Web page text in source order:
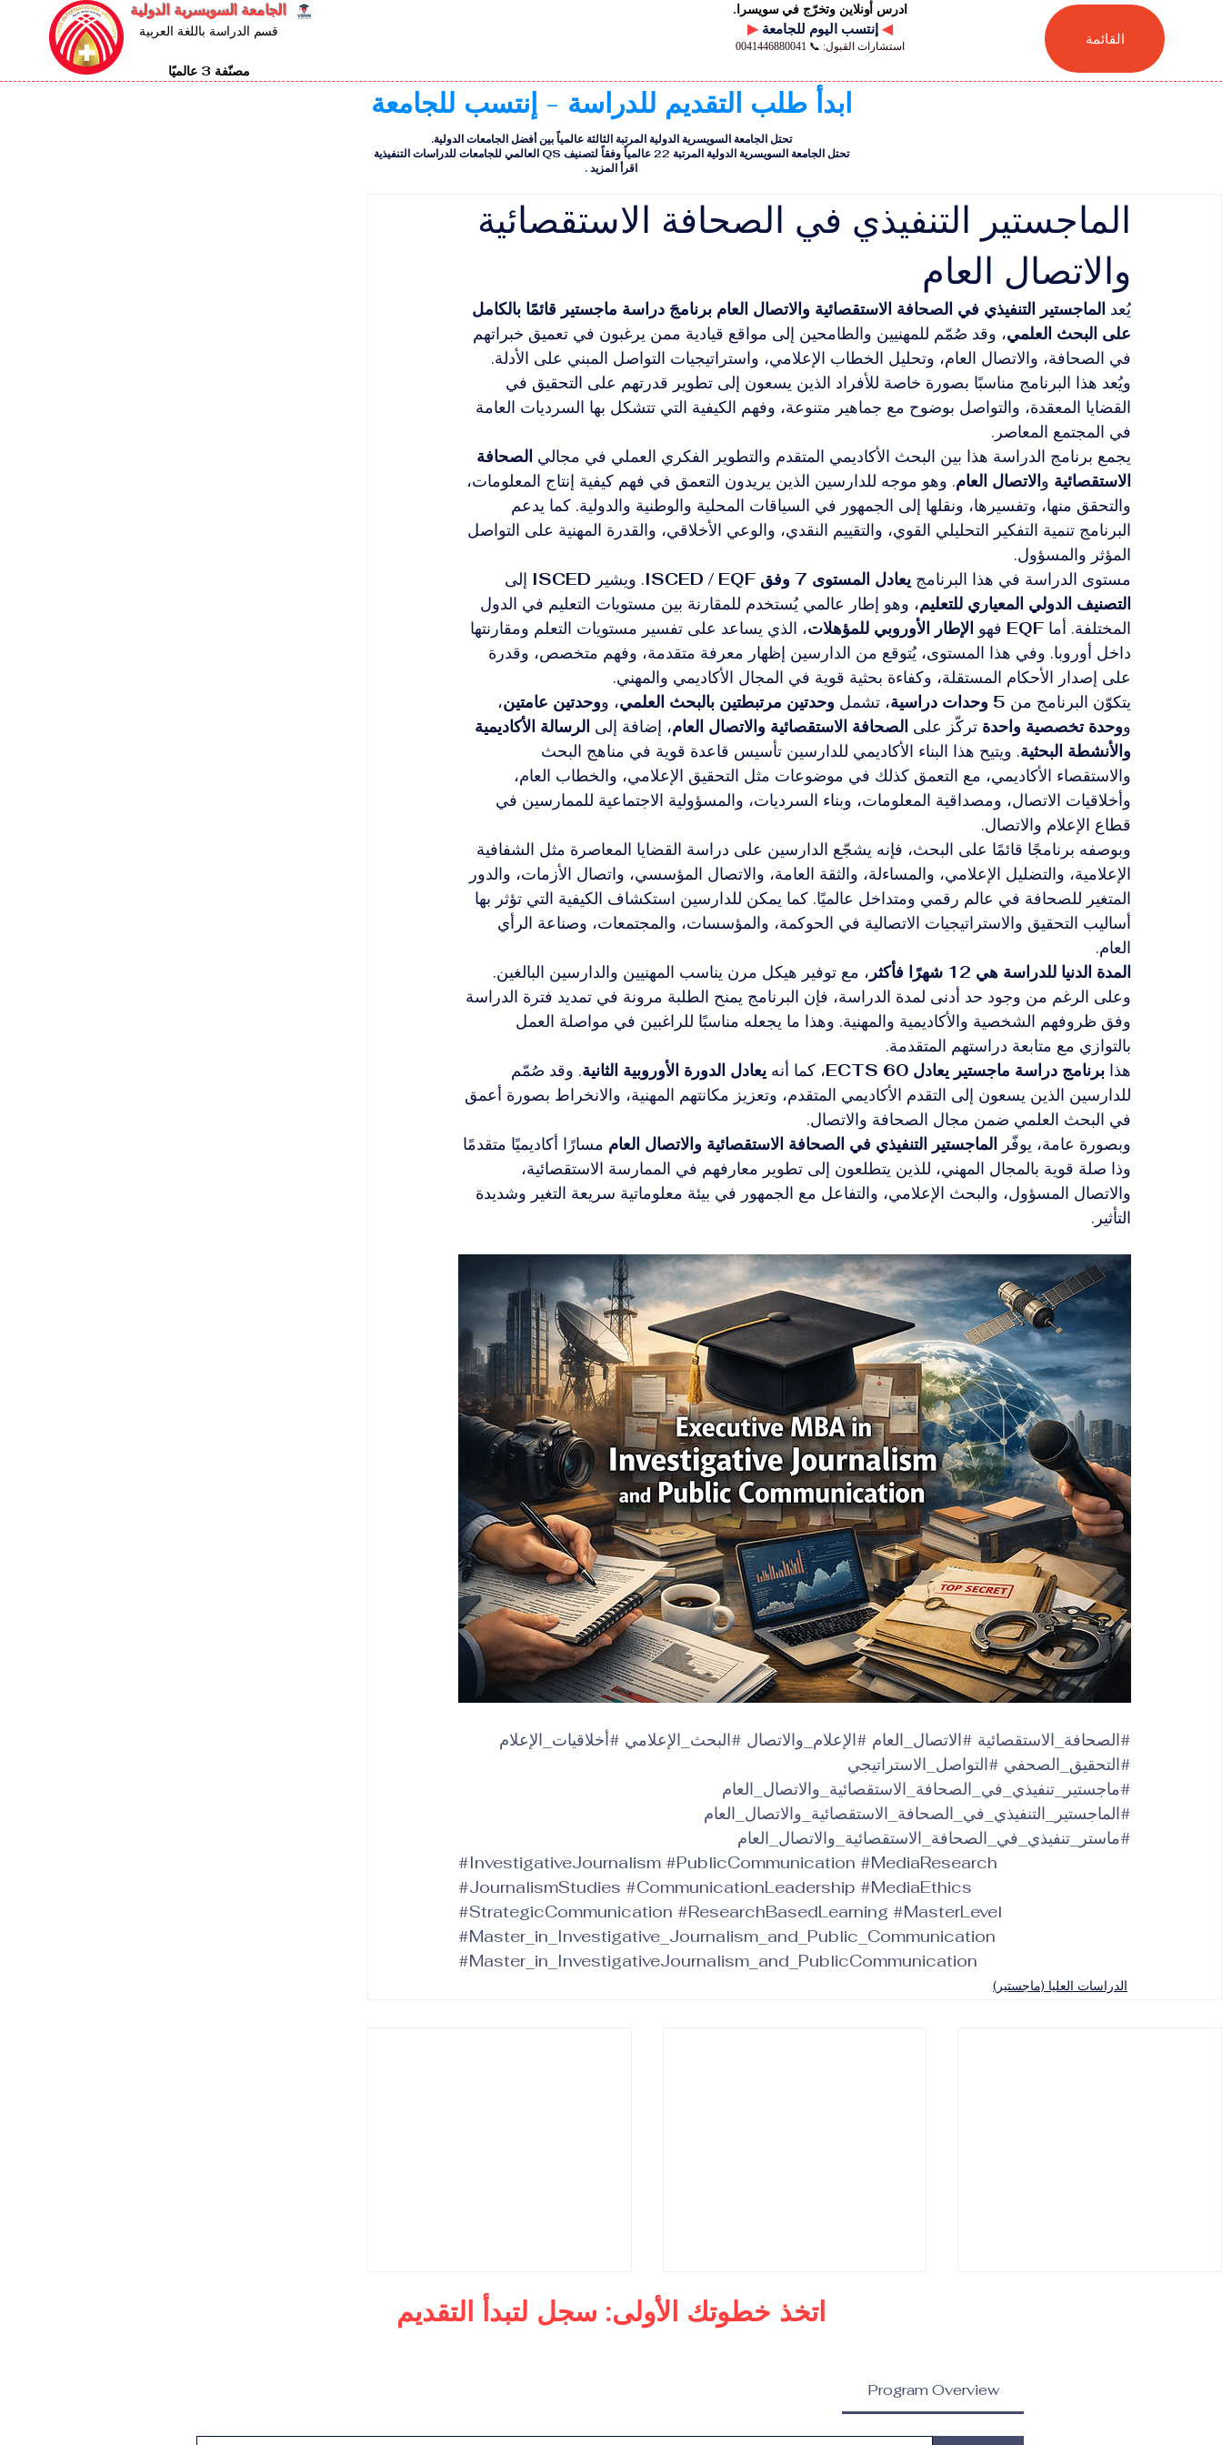
الجامعة السويسرية الدولية
قسم الدراسة باللغة العربية
مصنّفة 3 عالميًا
ادرس أونلاين وتخرّج في سويسرا.
▶ ◀
استشارات القبول: 📞 0041446880041 القائمة
ابدأ طلب التقديم للدراسة - إنتسب للجامعة
تحتل الجامعة السويسرية الدولية المرتبة الثالثة عالمياً بين أفضل الجامعات الدولية.
تحتل الجامعة السويسرية الدولية المرتبة 22 عالمياً وفقاً لتصنيف QS العالمي للجامعات للدراسات التنفيذية
اقرأ المزيد.
الماجستير التنفيذي في الصحافة الاستقصائية
والاتصال العام
يُعد الماجستير التنفيذي في الصحافة الاستقصائية والاتصال العام برنامجَ دراسة ماجستير قائمًا بالكامل
على البحث العلمي، وقد صُمّم للمهنيين والطامحين إلى مواقع قيادية ممن يرغبون في تعميق خبراتهم
في الصحافة، والاتصال العام، وتحليل الخطاب الإعلامي، واستراتيجيات التواصل المبني على الأدلة.
ويُعد هذا البرنامج مناسبًا بصورة خاصة للأفراد الذين يسعون إلى تطوير قدرتهم على التحقيق في
القضايا المعقدة، والتواصل بوضوح مع جماهير متنوعة، وفهم الكيفية التي تتشكل بها السرديات العامة
في المجتمع المعاصر.
يجمع برنامج الدراسة هذا بين البحث الأكاديمي المتقدم والتطوير الفكري العملي في مجالي الصحافة
الاستقصائية والاتصال العام. وهو موجه للدارسين الذين يريدون التعمق في فهم كيفية إنتاج المعلومات،
والتحقق منها، وتفسيرها، ونقلها إلى الجمهور في السياقات المحلية والوطنية والدولية. كما يدعم
البرنامج تنمية التفكير التحليلي القوي، والتقييم النقدي، والوعي الأخلاقي، والقدرة المهنية على التواصل
المؤثر والمسؤول.
مستوى الدراسة في هذا البرنامج يعادل المستوى 7 وفق ISCED / EQF . ويشير ISCED إلى
التصنيف الدولي المعياري للتعليم، وهو إطار عالمي يُستخدم للمقارنة بين مستويات التعليم في الدول
المختلفة. أما EQF فهو الإطار الأوروبي للمؤهلات، الذي يساعد على تفسير مستويات التعلم ومقارنتها
داخل أوروبا. وفي هذا المستوى، يُتوقع من الدارسين إظهار معرفة متقدمة، وفهم متخصص، وقدرة
على إصدار الأحكام المستقلة، وكفاءة بحثية قوية في المجال الأكاديمي والمهني.
يتكوّن البرنامج من 5 وحدات دراسية ، تشمل وحدتين مرتبطتين بالبحث العلمي، ووحدتين عامتين،
ووحدة تخصصية واحدة تركّز على الصحافة الاستقصائية والاتصال العام، إضافة إلى الرسالة الأكاديمية
والأنشطة البحثية. ويتيح هذا البناء الأكاديمي للدارسين تأسيس قاعدة قوية في مناهج البحث
والاستقصاء الأكاديمي، مع التعمق كذلك في موضوعات مثل التحقيق الإعلامي، والخطاب العام،
وأخلاقيات الاتصال، ومصداقية المعلومات، وبناء السرديات، والمسؤولية الاجتماعية للممارسين في
قطاع الإعلام والاتصال.
وبوصفه برنامجًا قائمًا على البحث، فإنه يشجّع الدارسين على دراسة القضايا المعاصرة مثل الشفافية
الإعلامية، والتضليل الإعلامي، والمساءلة، والثقة العامة، والاتصال المؤسسي، واتصال الأزمات، والدور
المتغير للصحافة في عالم رقمي ومتداخل عالميًا. كما يمكن للدارسين استكشاف الكيفية التي تؤثر بها
أساليب التحقيق والاستراتيجيات الاتصالية في الحوكمة، والمؤسسات، والمجتمعات، وصناعة الرأي
العام.
المدة الدنيا للدراسة هي 12 شهرًا فأكثر
، مع توفير هيكل مرن يناسب المهنيين والدارسين البالغين.
وعلى الرغم من وجود حد أدنى لمدة الدراسة، فإن البرنامج يمنح الطلبة مرونة في تمديد فترة الدراسة
وفق ظروفهم الشخصية والأكاديمية والمهنية. وهذا ما يجعله مناسبًا للراغبين في مواصلة العمل
بالتوازي مع متابعة دراستهم المتقدمة.
هذا برنامج دراسة ماجستير يعادل 60 ECTS ، كما أنه يعادل الدورة الأوروبية الثانية. وقد صُمّم
للدارسين الذين يسعون إلى التقدم الأكاديمي المتقدم، وتعزيز مكانتهم المهنية، والانخراط بصورة أعمق
في البحث العلمي ضمن مجال الصحافة والاتصال.
وبصورة عامة، يوفّر الماجستير التنفيذي في الصحافة الاستقصائية والاتصال العام مسارًا أكاديميًا متقدمًا
وذا صلة قوية بالمجال المهني، للذين يتطلعون إلى تطوير معارفهم في الممارسة الاستقصائية،
والاتصال المسؤول، والبحث الإعلامي، والتفاعل مع الجمهور في بيئة معلوماتية سريعة التغير وشديدة
التأثير.
#الصحافة_الاستقصائية #الاتصال_العام #الإعلام_والاتصال #البحث_الإعلامي #أخلاقيات_الإعلام
#التحقيق_الصحفي #التواصل_الاستراتيجي
#ماجستير_تنفيذي_في_الصحافة_الاستقصائية_والاتصال_العام
#الماجستير_التنفيذي_في_الصحافة_الاستقصائية_والاتصال_العام
#ماستر_تنفيذي_في_الصحافة_الاستقصائية_والاتصال_العام
#InvestigativeJournalism #PublicCommunication #MediaResearch
#JournalismStudies #CommunicationLeadership #MediaEthics
#StrategicCommunication #ResearchBasedLearning #MasterLevel
#Master_in_Investigative_Journalism_and_Public_Communication
#Master_in_InvestigativeJournalism_and_PublicCommunication
الدراسات العليا (ماجستير)
اتخذ خطوتك الأولى: سجل لتبدأ التقديم
Program Overview